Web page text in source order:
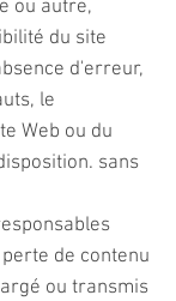
ou autre,
du site
d'erreur,
le
Web ou du
sans
de contenu
ou transmis